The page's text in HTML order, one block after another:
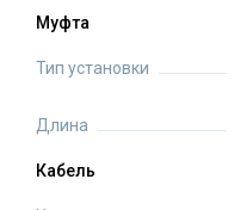
Муфта
Тип установки
Длина
Кабель